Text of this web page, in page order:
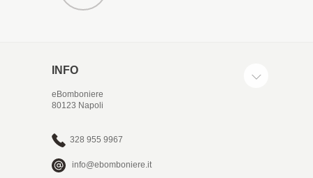
INFO
eBomboniere
80123 Napoli
328 955 9967
info@ebomboniere.it